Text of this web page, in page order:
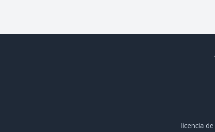
licencia